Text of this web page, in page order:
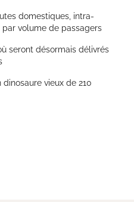
domestiques, intra-
volume de passagers
seront désormais délivrés
vieux de 210